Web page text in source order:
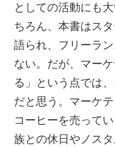
としての活動にも
ちろん、本書はス
語られ、フリーラ
ない。だが、マー
る」という点では
だと思う。マーケ
コーヒーを売って
族との休日やノス